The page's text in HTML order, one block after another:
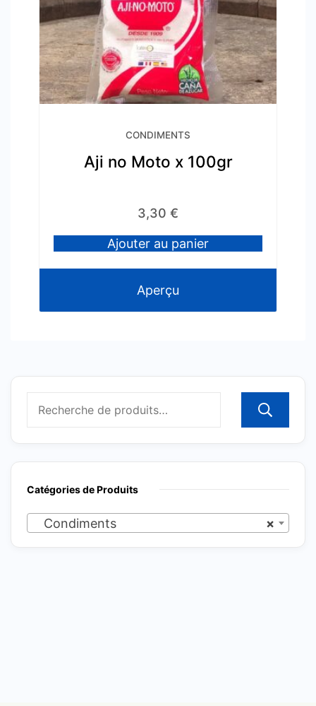
CONDIMENTS
Aji no Moto x 100gr
3,30 €
Ajouter au panier
Aperçu
Catégories de Produits
×
Condiments